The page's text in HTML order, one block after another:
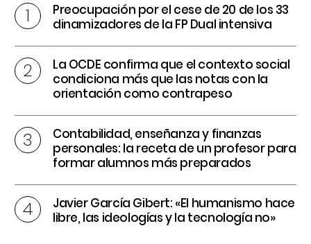
Preocupación por el cese de 20 de los 33
dinamizadores de la FP Dual intensiva
La OCDE confirma que el contexto social
condiciona más que las notas con la
orientación como contrapeso
Contabilidad, enseñanza y finanzas
personales: la receta de un profesor para
formar alumnos más preparados
Javier García Gibert: «El humanismo hace
libre, las ideologías y la tecnología no»